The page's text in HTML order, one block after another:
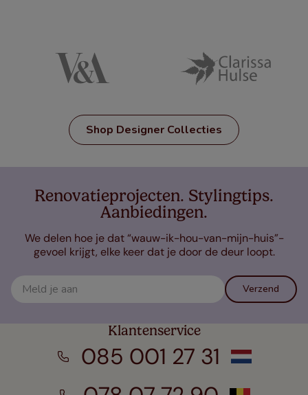
Shop Designer Collecties
Renovatieprojecten. Stylingtips.
Aanbiedingen.
We delen hoe je dat “wauw-ik-hou-van-mijn-huis”-
gevoel krijgt, elke keer dat je door de deur loopt.
Verzend
Klantenservice
085 001 27 31